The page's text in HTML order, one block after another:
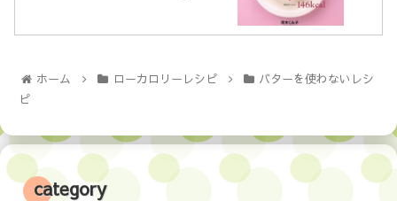
ホーム ローカロリーレシピ
バターを使わないレシ
ピ
category